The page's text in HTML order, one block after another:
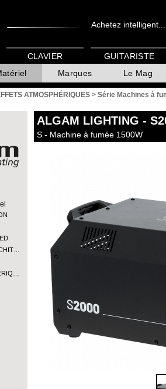
Achetez intelligent...
Marques Le Mag
CLAVIER GUITARISTE
ATMOSPHÉRIQUES > Série Machines à
ALGAM LIGHTING -
S - Machine à fumée 1500W